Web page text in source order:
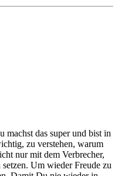
machst das super und bist in
zu verstehen, warum
nur mit dem Verbrecher,
Um wieder Freude zu